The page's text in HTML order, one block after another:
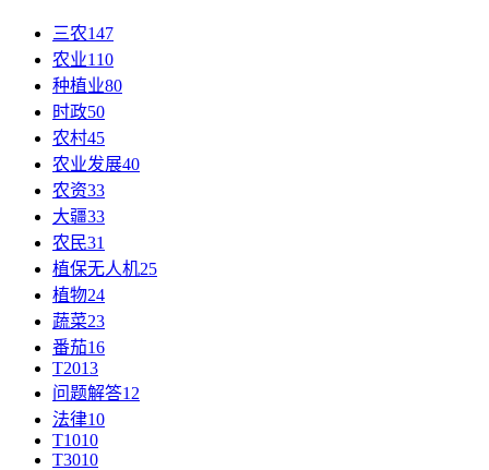
三农147
农业110
种植业80
时政50
农村45
农业发展40
农资33
大疆33
农民31
植保无人机25
植物24
蔬菜23
番茄16
T2013
问题解答12
法律10
T1010
T3010